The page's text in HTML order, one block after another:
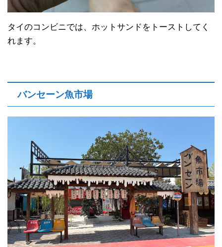
タイのコンビニでは、ホットサンドをトーストしてく
れます。
バンセーン魚市場